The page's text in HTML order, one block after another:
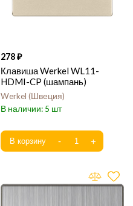
278
Клавиша Werkel WL11-
HDMI-CP (шампань)
Werkel Швеция
5